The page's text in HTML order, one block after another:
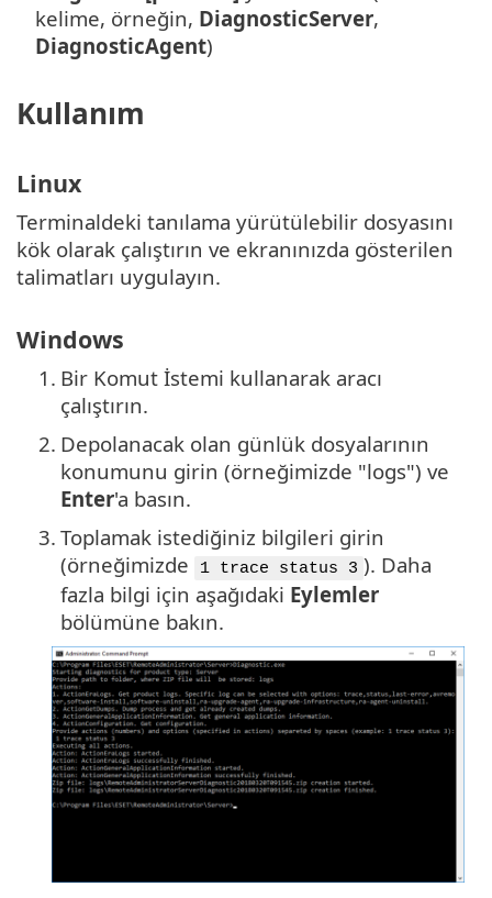
kelime, örneğin, DiagnosticServer,
DiagnosticAgent)
Kullanım
Linux
Terminaldeki tanılama yürütülebilir dosyasını
kök olarak çalıştırın ve ekranınızda gösterilen
talimatları uygulayın.
Windows
1. Bir Komut İstemi kullanarak aracı
çalıştırın.
2. Depolanacak olan günlük dosyalarının
konumunu girin (örneğimizde "logs") ve
Enter'a basın.
3. Toplamak istediğiniz bilgileri girin
(örneğimizde
1 trace status 3 ). Daha
fazla bilgi için aşağıdaki Eylemler
bölümüne bakın.